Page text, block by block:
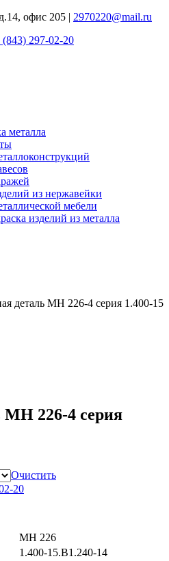
офис 205 | 2970220@mail.ru
(843) 297-02-20
металла
из нержавейки
мебели
изделий из металла
деталь МН 226-4 серия 1.400-15
МН 226-4 серия
Очистить
20
МН 226
1.400-15.B1.240-14